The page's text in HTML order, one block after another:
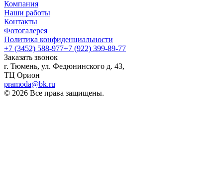
Компания
Наши работы
Контакты
Фотогалерея
Политика конфиденциальности
+7 (3452) 588-977+7 (922) 399-89-77
Заказать звонок
г. Тюмень, ул. Федюнинского д. 43,
ТЦ Орион
pramoda@bk.ru
© 2026 Все права защищены.